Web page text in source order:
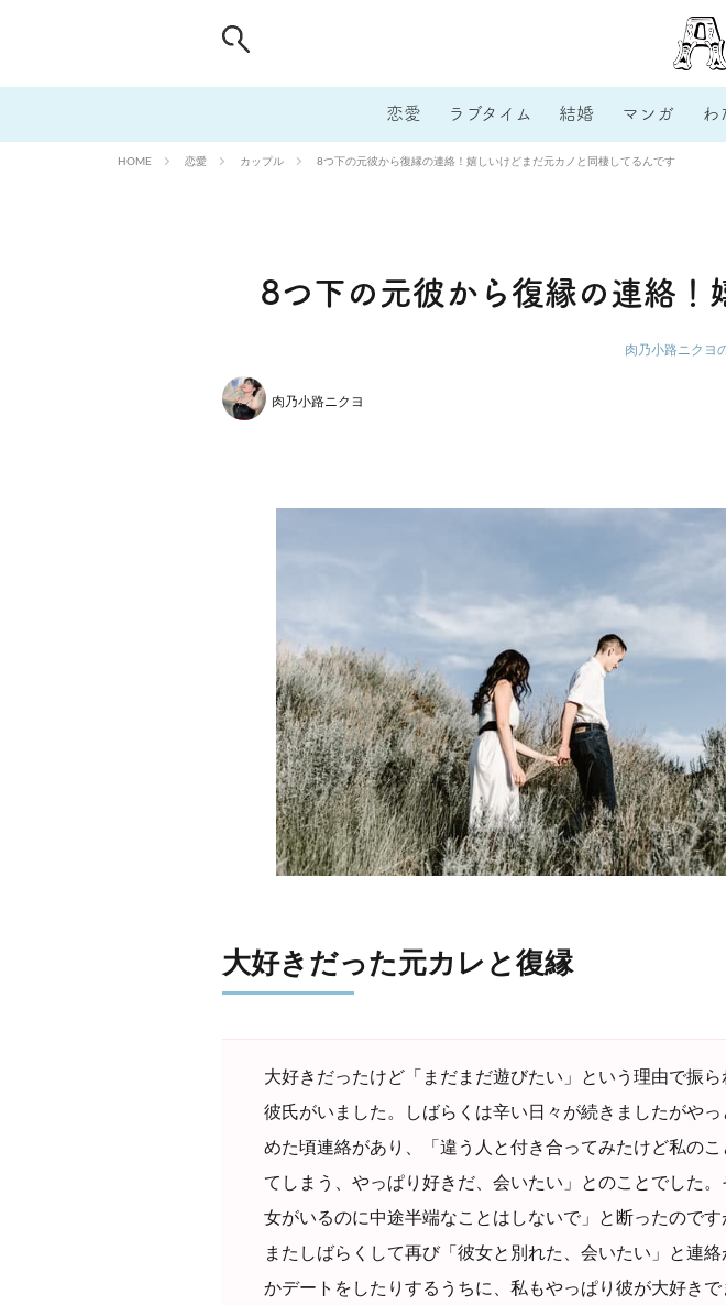
恋愛 ラブタイム 結婚 マンガ わ
HOME 恋愛 カップル 8つ下の元彼から復縁の連絡！嬉しいけどまだ元カノと同棲してるんです
8つ下の元彼から復縁の連絡！
肉乃小路ニクヨ
肉乃小路ニクヨ
大好きだった元カレと復縁
大好きだったけど「まだまだ遊びたい」という理由で振
彼氏がいました。しばらくは辛い日々が続きましたがや
めた頃連絡があり、「違う人と付き合ってみたけど私のこ
てしまう、やっぱり好きだ、会いたい」とのことでした。
女がいるのに中途半端なことはしないで」と断ったのです
またしばらくして再び「彼女と別れた、会いたい」と連
かデートをしたりするうちに、私もやっぱり彼が大好きで